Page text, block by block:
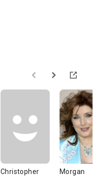
Christopher
Morgan